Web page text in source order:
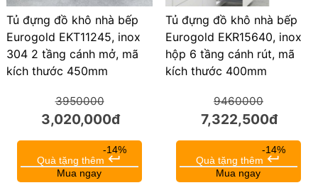
Tủ đựng đồ khô nhà bếp
Eurogold EKT11245, inox
304 2 tầng cánh mở, mã
kích thước 450mm
3950000
3,020,000đ
-14%
Quà tặng thêm keyboard_return
Mua ngay
Tủ đựng đồ khô nhà bếp
Eurogold EKR15640, inox
hộp 6 tầng cánh rút, mã
kích thước 400mm
9460000
7,322,500đ
-14%
Quà tặng thêm keyboard_return
Mua ngay